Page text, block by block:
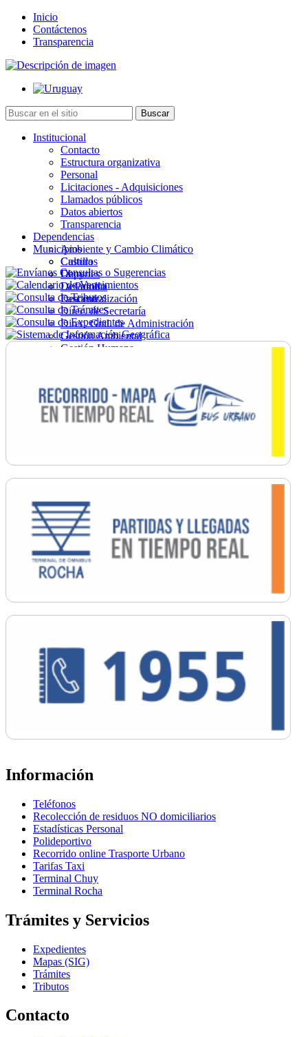
Inicio
Contáctenos
Transparencia
Institucional
Contacto
Estructura organizativa
Personal
Licitaciones - Adquisiciones
Llamados públicos
Datos abiertos
Transparencia
Dependencias
Ambiente y Cambio Climático
Cultura
Deportes
Desarrollo
Descentralización
Direc. de Secretaría
Direc. Gral. de Administración
Gestión Ambiental
Gestión Humana
Ordenamiento
Promoción Social
Salud
Secretaría General
Municipios
Castillos
Chuy
La Paloma
Lascano
Información
Teléfonos
Recolección de residuos NO domiciliarios
Estadísticas Personal
Polideportivo
Recorrido online Trasporte Urbano
Tarifas Taxi
Terminal Chuy
Terminal Rocha
Trámites y Servicios
Expedientes
Mapas (SIG)
Trámites
Tributos
Contacto